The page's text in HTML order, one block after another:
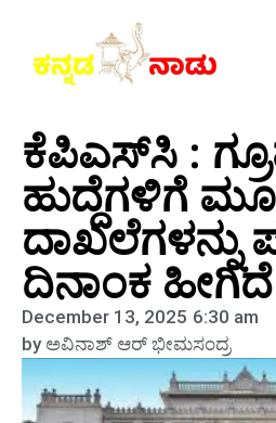
ಕೆಪಿಎಸ್‍ಸಿ :
ಹುದ್ದೆಗಳಿಗೆ
ದಾಖಲೆಗಳನ್ನು
ದಿನಾಂಕ ಹೀಗಿದೆ
December 13, 2025 6:30 am
byಅವಿನಾಶ್‌ ಆರ್‌ ಭೀಮಸಂದ್ರ